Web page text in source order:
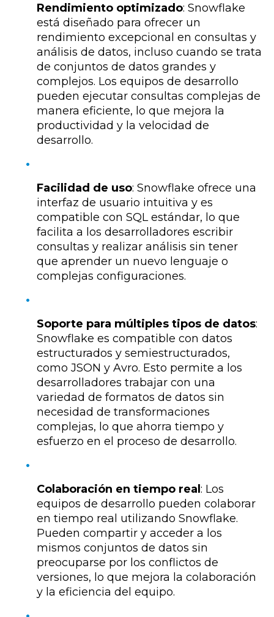
Rendimiento optimizado: Snowflake
está diseñado para ofrecer un
rendimiento excepcional en consultas y
análisis de datos, incluso cuando se trata
de conjuntos de datos grandes y
complejos. Los equipos de desarrollo
pueden ejecutar consultas complejas de
manera eficiente, lo que mejora la
productividad y la velocidad de
desarrollo.
Facilidad de uso: Snowflake ofrece una
interfaz de usuario intuitiva y es
compatible con SQL estándar, lo que
facilita a los desarrolladores escribir
consultas y realizar análisis sin tener
que aprender un nuevo lenguaje o
complejas configuraciones.
Soporte para múltiples tipos de datos:
Snowflake es compatible con datos
estructurados y semiestructurados,
como JSON y Avro. Esto permite a los
desarrolladores trabajar con una
variedad de formatos de datos sin
necesidad de transformaciones
complejas, lo que ahorra tiempo y
esfuerzo en el proceso de desarrollo.
Colaboración en tiempo real : Los
equipos de desarrollo pueden colaborar
en tiempo real utilizando Snowflake.
Pueden compartir y acceder a los
mismos conjuntos de datos sin
preocuparse por los conflictos de
versiones, lo que mejora la colaboración
y la eficiencia del equipo.